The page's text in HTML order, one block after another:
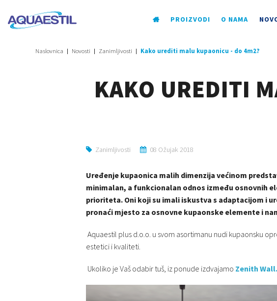
PROIZVODI O NAMA
Naslovnica Novosti Zanimljivosti Kako urediti malu kupaonicu - do 4m2?
KAKO UREDITI
Zanimljivosti 08 Ožujak 2018
Uređenje kupaonica malih dimenzija većinom
minimalan, a funkcionalan odnos između osnovnih
prioriteta. Oni koji su imali iskustva s adaptacijom i
pronaći mjesto za osnovne kupaonske elemente i
Aquaestil plus d.o.o. u svom asortimanu nudi kupaonsku
estetici i kvaliteti.
Ukoliko je Vaš odabir tuš, iz ponude izdvajamo Zenith Wall.